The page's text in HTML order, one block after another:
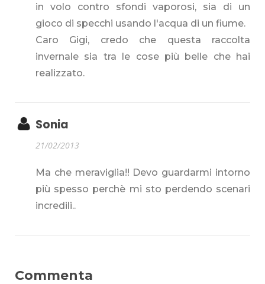
in volo contro sfondi vaporosi, sia di un
gioco di specchi usando l'acqua di un fiume.
Caro Gigi, credo che questa raccolta
invernale sia tra le cose più belle che hai
realizzato.
Sonia
21/02/2013
Ma che meraviglia!! Devo guardarmi intorno
più spesso perchè mi sto perdendo scenari
incredili..
Commenta